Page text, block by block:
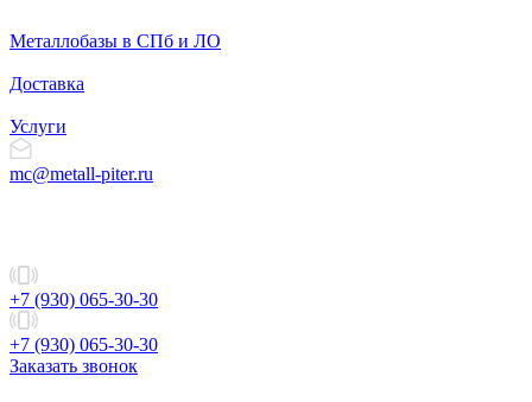
Металлобазы в СПб и ЛО
Доставка
Услуги
mc@metall-piter.ru
+7 (930) 065-30-30
+7 (930) 065-30-30
Заказать звонок